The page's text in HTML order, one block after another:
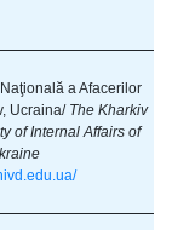
a Afacerilor
Ucraina/The Kharkiv
of Internal Affairs of